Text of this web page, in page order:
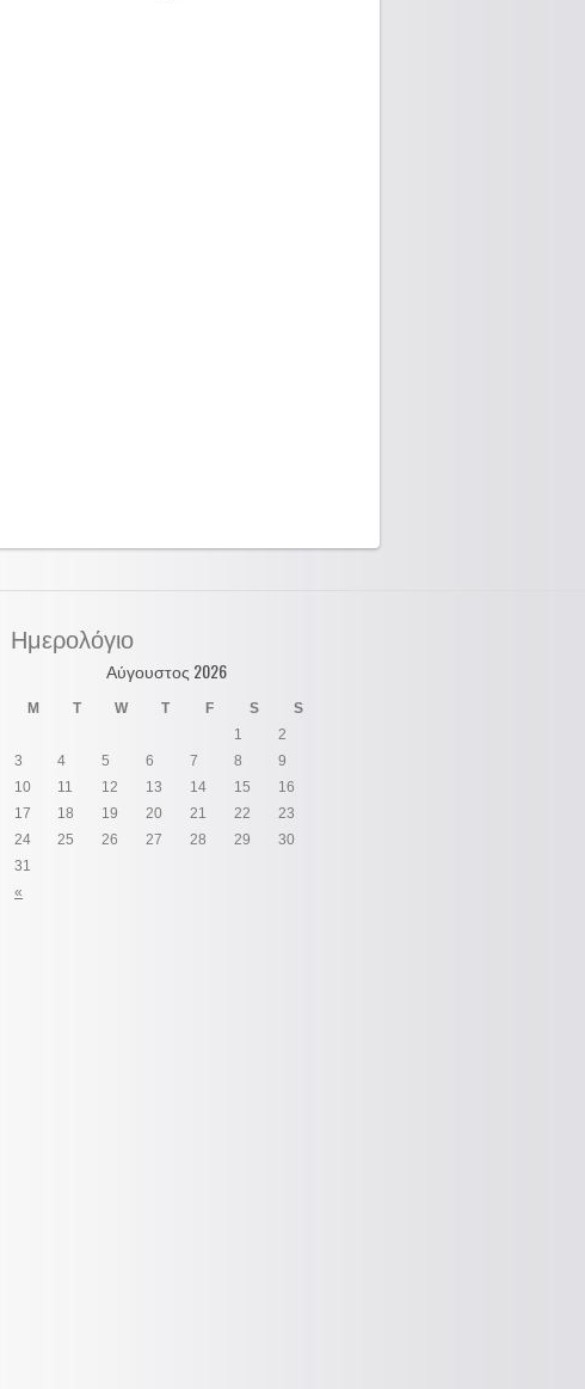
Ημερολόγιο
Αύγουστος 2026
M T W T F S S
«
1
2
3
4 5 6 7 8
9
10
11 12 13 14 15
16
17
18 19 20 21 22
23
24
25 26 27 28 29
30
31